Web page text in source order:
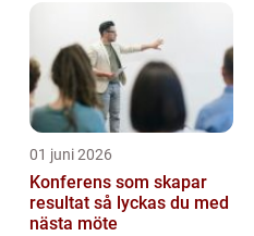
01 juni 2026
Konferens som skapar
resultat så lyckas du med
nästa möte